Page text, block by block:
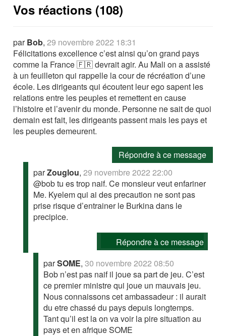
Vos réactions (108)
parBob,29 novembre 2022 18:31
Félicitations excellence c’est ainsi qu’on grand pays
comme la France 🇫🇷 devrait agir. Au Mali on a assisté
à un feuilleton qui rappelle la cour de récréation d’une
école. Les dirigeants qui écoutent leur ego sapent les
relations entre les peuples et remettent en cause
l’histoire et l’avenir du monde. Personne ne sait de quoi
demain est fait, les dirigeants passent mais les pays et
les peuples demeurent.
Répondre à ce message
parZouglou,29 novembre 2022 22:00
@bob tu es trop naif. Ce monsieur veut enfariner
Me. Kyelem qui ai des precaution ne sont pas
prise risque d’entrainer le Burkina dans le
precipice.
Répondre à ce message
parSOME,30 novembre 2022 08:50
Bob n’est pas naif il joue sa part de jeu. C’est
ce premier ministre qui joue un mauvais jeu.
Nous connaissons cet ambassadeur : il aurait
du etre chassé du pays depuis longtemps.
Tant qu’il est la on va voir la pire situation au
pays et en afrique SOME